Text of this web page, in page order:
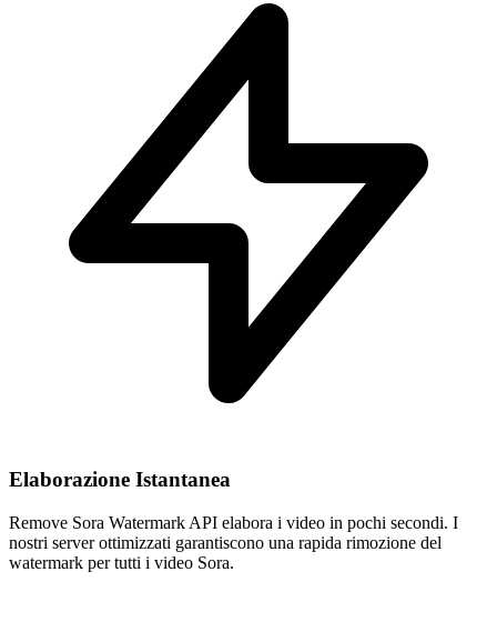
Elaborazione Istantanea
Remove Sora Watermark API elabora i video in pochi secondi. I
nostri server ottimizzati garantiscono una rapida rimozione del
watermark per tutti i video Sora.